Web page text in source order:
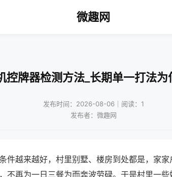
微趣网
控牌器检测方法_长期单一打法
发布时间：2026-08-06｜阅读：1
发布者：微趣网
件越来越好，村里别墅、楼房到处都是，家
不再为一日三餐为而奔波劳碌。于是村里一